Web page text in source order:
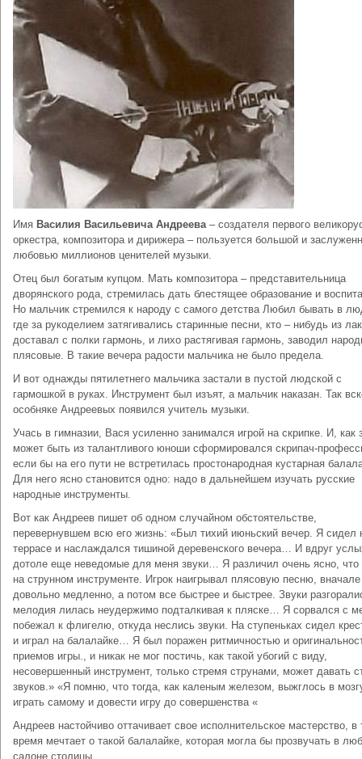
Имя Василия Васильевича Андреева– создателя первого
оркестра, композитора и дирижера – пользуется большой и
любовью миллионов ценителей музыки.
Отец был богатым купцом. Мать композитора – представительница
дворянского рода, стремилась дать блестящее образование и
Но мальчик стремился к народу с самого детства Любил бывать в
где за рукоделием затягивались старинные песни, кто – нибудь из
доставал с полки гармонь, и лихо растягивая гармонь, заводил
плясовые. В такие вечера радости мальчика не было предела.
И вот однажды пятилетнего мальчика застали в пустой людской с
гармошкой в руках. Инструмент был изъят, а мальчик наказан. Так
особняке Андреевых появился учитель музыки.
Учась в гимназии, Вася усиленно занимался игрой на скрипке. И, как
может быть из талантливого юноши сформировался скрипач-
если бы на его пути не встретилась простонародная кустарная
Для него ясно становится одно: надо в дальнейшем изучать русские
народные инструменты.
Вот как Андреев пишет об одном случайном обстоятельстве,
перевернувшем всю его жизнь: «Был тихий июньский вечер. Я сидел
террасе и наслаждался тишиной деревенского вечера… И вдруг
дотоле еще неведомые для меня звуки… Я различил очень ясно, что
на струнном инструменте. Игрок наигрывал плясовую песню, вначале
довольно медленно, а потом все быстрее и быстрее. Звуки
мелодия лилась неудержимо подталкивая к пляске… Я сорвался с
побежал к флигелю, откуда неслись звуки. На ступеньках сидел
и играл на балалайке… Я был поражен ритмичностью и
приемов игры., и никак не мог постичь, как такой убогий с виду,
несовершенный инструмент, только стремя струнами, может давать
звуков.» «Я помню, что тогда, как каленым железом, выжглось в
играть самому и довести игру до совершенства «
Андреев настойчиво оттачивает свое исполнительское мастерство, в
время мечтает о такой балалайке, которая могла бы прозвучать в
салоне столицы.